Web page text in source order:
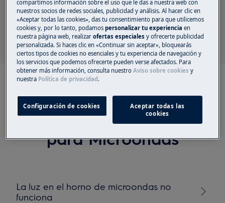
Busca entre nuestros artículos de soporte
Artículos recomendados
para Microondas
La luz en el horno de microondas no
funciona
compartimos información sobre el uso que le das a nuestra web con
nuestros socios de redes sociales, publicidad y análisis. Al hacer clic en
«Aceptar todas las cookies», das tu consentimiento para que utilicemos
cookies y, por lo tanto, podamospersonalizar tu experienciaen
nuestra página web, realizarofertas especiales y ofrecerte publicidad
personalizada. Si haces clic en «Continuar sin aceptar», bloquearás
ciertos tipos de cookies no esenciales y tu experiencia de navegación y
los servicios que podemos ofrecerte pueden verse afectados. Para
obtener más información, consulta nuestroAviso sobre cookies y
nuestra Política de privacidad .
Configuración de cookies
Aceptar todas las
cookies